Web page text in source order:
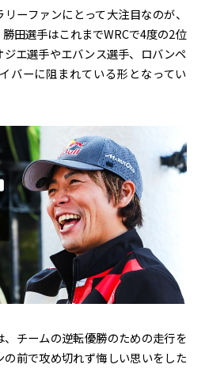
ーファンにとって大注目なのが、
田選手はこれまでWRCで4度の2位
エ選手やエバンス選手、ロバンペ
バーに阻まれている形となってい
チームの逆転優勝のための走行を
の前で攻め切れず悔しい思いをした